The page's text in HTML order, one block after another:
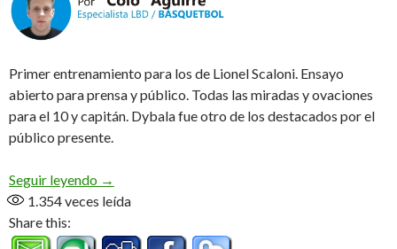
Primer entrenamiento para los de Lionel Scaloni. Ensayo
abierto para prensa y público. Todas las miradas y ovaciones
para el 10 y capitán. Dybala fue otro de los destacados por el
público presente.
Seguir leyendo Con Messi, primer entrenamiento en Abu Dhabi
→
1.354veces leída
Share this: